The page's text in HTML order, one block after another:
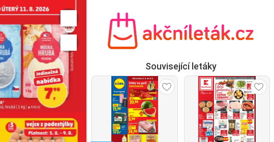
Související letáky